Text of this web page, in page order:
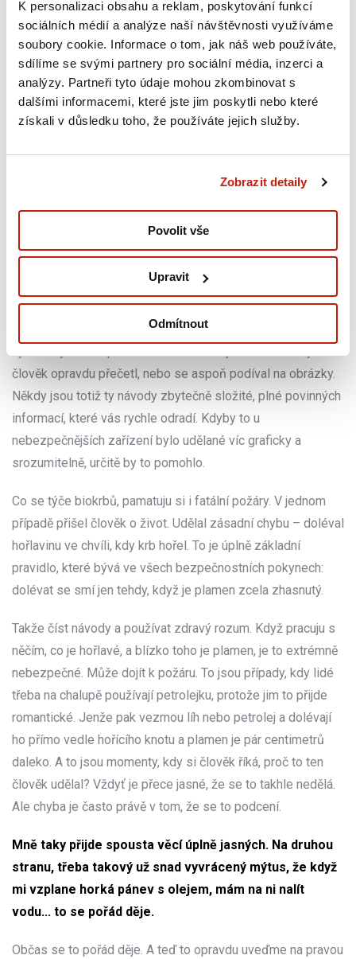
K personalizaci obsahu a reklam, poskytování funkcí
sociálních médií a analýze naší návštěvnosti využíváme
soubory cookie. Informace o tom, jak náš web používáte,
sdílíme se svými partnery pro sociální média, inzerci a
analýzy. Partneři tyto údaje mohou zkombinovat s
dalšími informacemi, které jste jim poskytli nebo které
získali v důsledku toho, že používáte jejich služby.
Zobrazit detaily
Povolit vše
Upravit
Odmítnout
říkáme zplodiny hoření a ty znemožní být v místnosti. Takže
lidé vlastně dělají to jediné správné: utíkají. A pak už to hoří.
Hasiči se snaží přijet co nejrychleji, ale i když to trvá třeba
deset minut, během té doby požár zničí velkou část bytu.
Jsme v podcastu pojišťovny a nedávno jsme řešili
celý byt. Máte nějaký tip, na co si dát pozor, když to
člověk nemá přímo ve svých rukách? Jak si to ohlídat?
Lidé obecně nečtou návody. Přiznám se, že ani já moc nečtu
návod. Ale v tomhle případě bych si ho rozhodně přečetl.
Bezpečnostní upozornění tam bývají. Byl bych i proto, aby
člověk opravdu přečetl, nebo se aspoň podíval na obrázky.
Někdy jsou totiž ty návody zbytečně složité, plné povinných
informací, které vás rychle odradí. Kdyby to u
nebezpečnějších zařízení bylo udělané víc graficky a
srozumitelně, určitě by to pomohlo.
Co se týče biokrbů, pamatuju si i fatální požáry. V jednom
případě přišel člověk o život. Udělal zásadní chybu – doléval
hořlavinu ve chvíli, kdy krb hořel. To je úplně základní
pravidlo, které bývá ve všech bezpečnostních pokynech:
dolévat se smí jen tehdy, když je plamen zcela zhasnutý.
Takže číst návody a používat zdravý rozum. Když pracuju s
něčím, co je hořlavé, a blízko toho je plamen, je to extrémně
nebezpečné. Může dojít k požáru. To jsou případy, kdy lidé
třeba na chalupě používají petrolejku, protože jim to přijde
romantické. Jenže pak vezmou líh nebo petrolej a dolévají
ho přímo vedle hořícího knotu a plamen je pár centimetrů
daleko. A to jsou momenty, kdy si člověk říká, proč to ten
člověk udělal? Vždyť je přece jasné, že se to takhle nedělá.
Ale chyba je často právě v tom, že se to podcení.
Mně taky přijde spousta věcí úplně jasných. Na druhou
stranu, třeba takový už snad vyvrácený mýtus, že když
mi vzplane horká pánev s olejem, mám na ni nalít
vodu... to se pořád děje.
Občas se to pořád děje. A teď to opravdu uveďme na pravou